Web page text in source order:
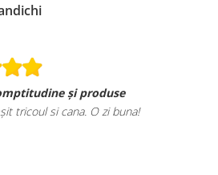
și produse
tricoul si cana. O zi buna!